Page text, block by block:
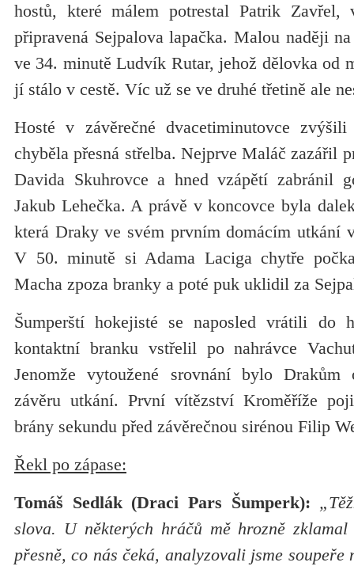
hostů, které málem potrestal Patrik
připravená Sejpalova lapačka. Malou naději
ve 34. minutě Ludvík Rutar, jehož dělovka od
jí stálo v cestě. Víc už se ve druhé třetině ale
Hosté v závěrečné dvacetiminutovce
chyběla přesná střelba. Nejprve Maláč zazářil
Davida Skuhrovce a hned vzápětí zabránil
Jakub Lehečka. A právě v koncovce byla
která Draky ve svém prvním domácím utkání
V 50. minutě si Adama Laciga chytře
Macha zpoza branky a poté puk uklidil za
Šumperští hokejisté se naposled vrátili
kontaktní branku vstřelil po nahrávce
Jenomže vytoužené srovnání bylo Drakům
závěru utkání. První vítězství Kroměříže
brány sekundu před závěrečnou sirénou Filip
Řekl po zápase:
Tomáš Sedlák (Draci Pars Šumperk):
slova. U některých hráčů mě hrozně
přesně, co nás čeká, analyzovali jsme